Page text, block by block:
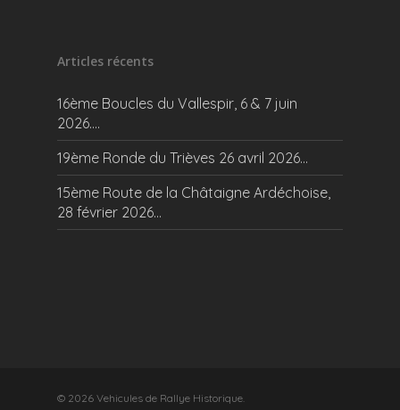
Articles récents
16ème Boucles du Vallespir, 6 & 7 juin
2026….
19ème Ronde du Trièves 26 avril 2026…
15ème Route de la Châtaigne Ardéchoise,
28 février 2026…
© 2026 Vehicules de Rallye Historique.